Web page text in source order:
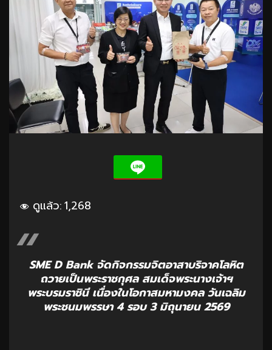
ดูแล้ว:1,268
SME D Bank จัดกิจกรรมจิตอาสาบริจาคโลหิต
ถวายเป็นพระราชกุศล สมเด็จพระนางเจ้าฯ
พระบรมราชินี เนื่องในโอกาสมหามงคล วันเฉลิม
พระชนมพรรษา 4 รอบ 3 มิถุนายน 2569